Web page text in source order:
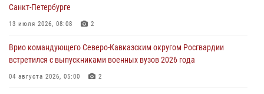
Патриотическая акция «Каникулы с Росгвардией» прошла в
Воронеже
В Ставрополе офицеры Росгвардии стали участниками пресс-
конференции по вопросам в сфере оборота оружия
Санкт-Петербурге
13 июля 2026, 08:08 2
Врио командующего Северо-Кавказским округом Росгвардии
встретился с выпускниками военных вузов 2026 года
04 августа 2026, 05:00 2